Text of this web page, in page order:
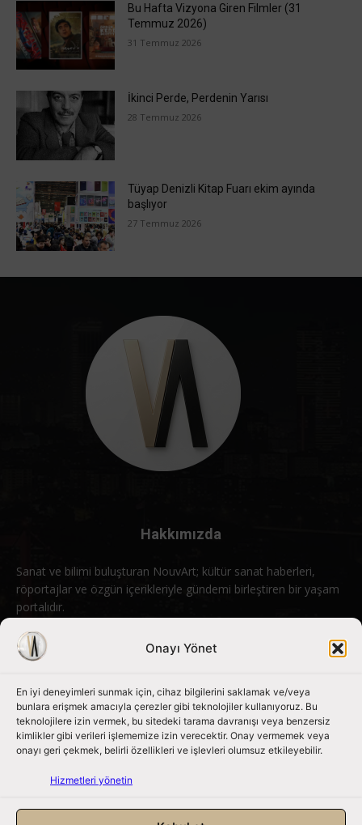
Onayı Yönet
En iyi deneyimleri sunmak için, cihaz bilgilerini saklamak ve/veya
bunlara erişmek amacıyla çerezler gibi teknolojiler kullanıyoruz. Bu
teknolojilere izin vermek, bu sitedeki tarama davranışı veya benzersiz
kimlikler gibi verileri işlememize izin verecektir. Onay vermemek veya
onayı geri çekmek, belirli özellikleri ve işlevleri olumsuz etkileyebilir.
Hizmetleri yönetin
Bu Hafta Vizyona Giren Filmler (31
Temmuz 2026)
31 Temmuz 2026
İkinci Perde, Perdenin Yarısı
28 Temmuz 2026
Tüyap Denizli Kitap Fuarı ekim ayında
başlıyor
27 Temmuz 2026
Hakkımızda
Sanat ve bilimi buluşturan NouvArt; kültür sanat haberleri,
röportajlar ve özgün içerikleriyle gündemi birleştiren bir yaşam
portalıdır.
Bizimle iletişime geçin: info@nouvart.net
Bizi Takip Edin